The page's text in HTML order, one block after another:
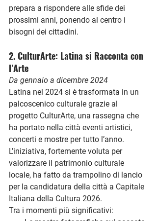
prepara a rispondere alle sfide dei
prossimi anni, ponendo al centro i
bisogni dei cittadini.
2. CulturArte: Latina si Racconta con
l’Arte
Da gennaio a dicembre 2024
Latina nel 2024 si è trasformata in un
palcoscenico culturale grazie al
progetto CulturArte, una rassegna che
ha portato nella città eventi artistici,
concerti e mostre per tutto l’anno.
L’iniziativa, fortemente voluta per
valorizzare il patrimonio culturale
locale, ha fatto da trampolino di lancio
per la candidatura della città a Capitale
Italiana della Cultura 2026.
Tra i momenti più significativi: